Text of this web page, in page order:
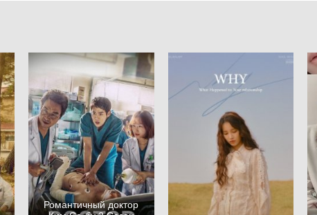
Романтичный доктор